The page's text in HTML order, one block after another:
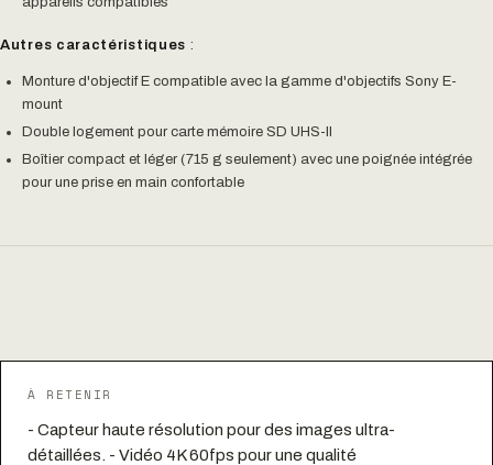
Autres caractéristiques :
Monture d'objectif E compatible avec la gamme d'objectifs Sony E-
mount
Double logement pour carte mémoire SD UHS-II
Boîtier compact et léger (715 g seulement) avec une poignée intégrée
pour une prise en main confortable
À RETENIR
- Capteur haute résolution pour des images ultra-
détaillées. - Vidéo 4K 60fps pour une qualité